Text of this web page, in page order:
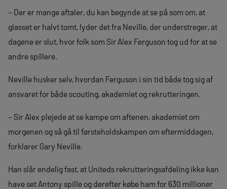
– Der er mange aftaler, du kan begynde at se på som om, at
glasset er halvt tomt, lyder det fra Neville, der understreger, at
dagene er slut, hvor folk som Sir Alex Ferguson tog ud for at se
andre spillere.
Neville husker selv, hvordan Ferguson i sin tid både tog sig af
ansvaret for både scouting, akademiet og rekrutteringen.
– Sir Alex plejede at se kampe om aftenen, akademiet om
morgenen og så gå til førsteholdskampen om eftermiddagen,
forklarer Gary Neville.
Han slår endelig fast, at Uniteds rekrutteringsafdeling ikke kan
have set Antony spille og derefter købe ham for 630 millioner